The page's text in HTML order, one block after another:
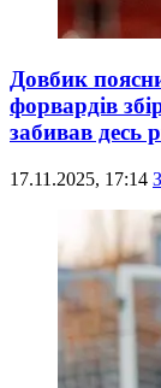
Довбик
форвардів
забивав десь
17.11.2025, 17:14